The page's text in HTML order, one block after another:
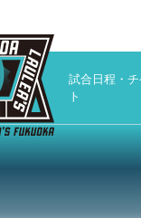
試合日程・チ
ト